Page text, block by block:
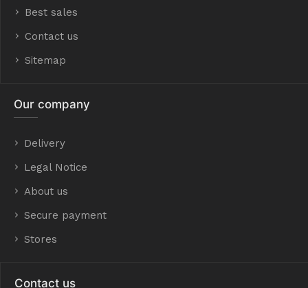
Best sales
Contact us
Sitemap
Our company
Delivery
Legal Notice
About us
Secure payment
Stores
Contact us